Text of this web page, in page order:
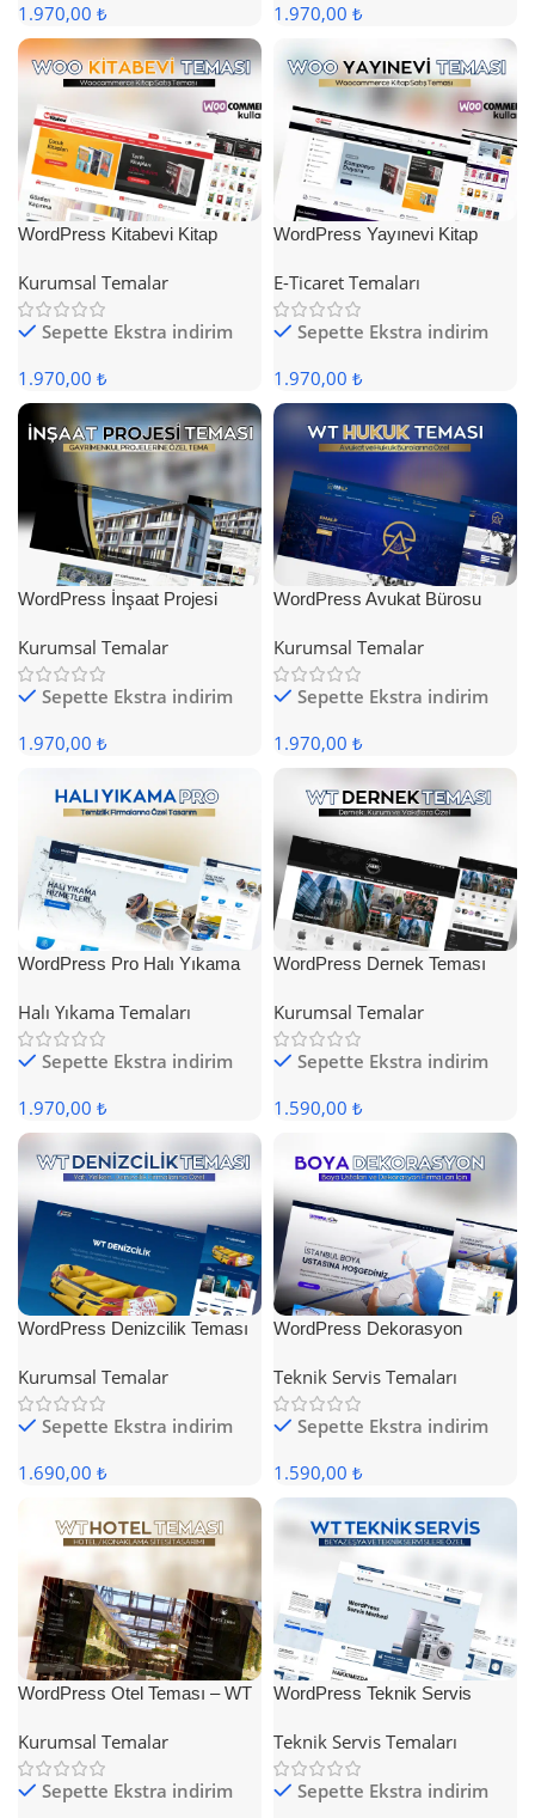
1.970,00 ₺
1.970,00 ₺
WordPress Kitabevi Kitap
Kurumsal Temalar
Sepette Ekstra indirim
1.970,00 ₺
WordPress Yayınevi Kitap
E-Ticaret Temaları
Sepette Ekstra indirim
1.970,00 ₺
WordPress İnşaat Projesi
Kurumsal Temalar
Sepette Ekstra indirim
1.970,00 ₺
WordPress Avukat Bürosu
Kurumsal Temalar
Sepette Ekstra indirim
1.970,00 ₺
WordPress Pro Halı Yıkama
Halı Yıkama Temaları
Sepette Ekstra indirim
1.970,00 ₺
WordPress Dernek Teması
Kurumsal Temalar
Sepette Ekstra indirim
1.590,00 ₺
WordPress Denizcilik Teması
Kurumsal Temalar
Sepette Ekstra indirim
1.690,00 ₺
WordPress Dekorasyon
Teknik Servis Temaları
Sepette Ekstra indirim
1.590,00 ₺
WordPress Otel Teması – WT
Kurumsal Temalar
Sepette Ekstra indirim
WordPress Teknik Servis
Teknik Servis Temaları
Sepette Ekstra indirim